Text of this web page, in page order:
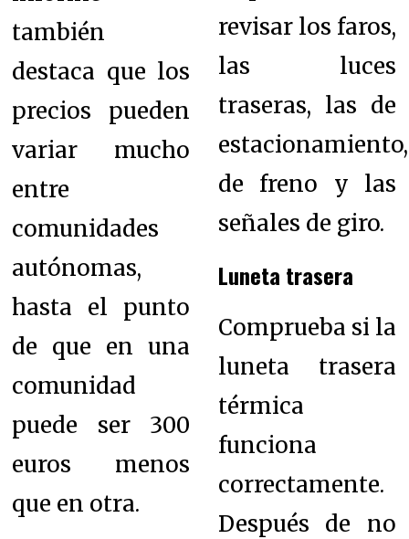
también
destaca que los
precios pueden
variar mucho
entre
comunidades
autónomas,
hasta el punto
de que en una
comunidad
puede ser 300
euros menos
que en otra.
revisar los faros,
las luces
traseras, las de
estacionamiento,
de freno y las
señales de giro.
Luneta trasera
Comprueba si la
luneta trasera
térmica
funciona
correctamente.
Después de no